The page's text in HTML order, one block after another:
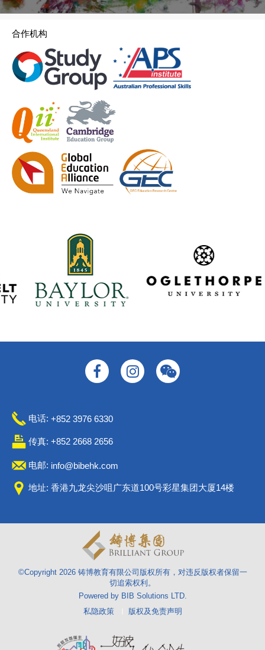
合作机构
电话: +852 3976 6330
传真: +852 2668 2656
电邮: info@bibehk.com
地址: 香港九龙尖沙咀广东道100号彩星集团大厦14楼
©Copyright 2026铸博教育有限公司版权所有，对违反版权者保留一
切追索权利。
Powered by BIB Solutions LTD.
私隐政策
版权及免责声明